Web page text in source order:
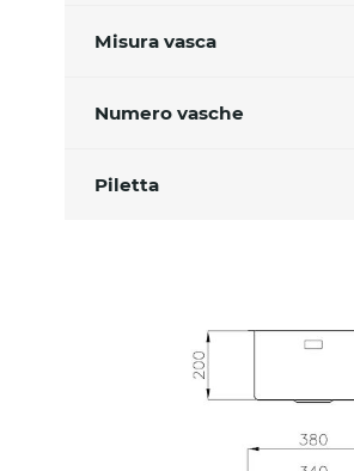
Misura vasca
Numero vasche
Piletta